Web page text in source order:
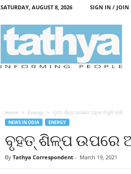
SATURDAY, AUGUST 8, 2026 SIGN IN / JOIN
Home Energy ବୃହତ୍‍ ଶିଳ୍ପ ଉପରେ ଅଧିକ ବିଜୁଳି ବାକି
NEWS IN ODIA ENERGY
ବୃହତ୍‍ ଶିଳ୍ପ ଉପରେ
By Tathya Correspondent- March 19, 2021